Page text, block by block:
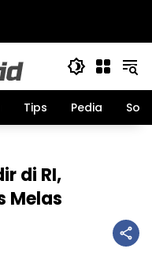
Tips Pedia
di RI,
Melas